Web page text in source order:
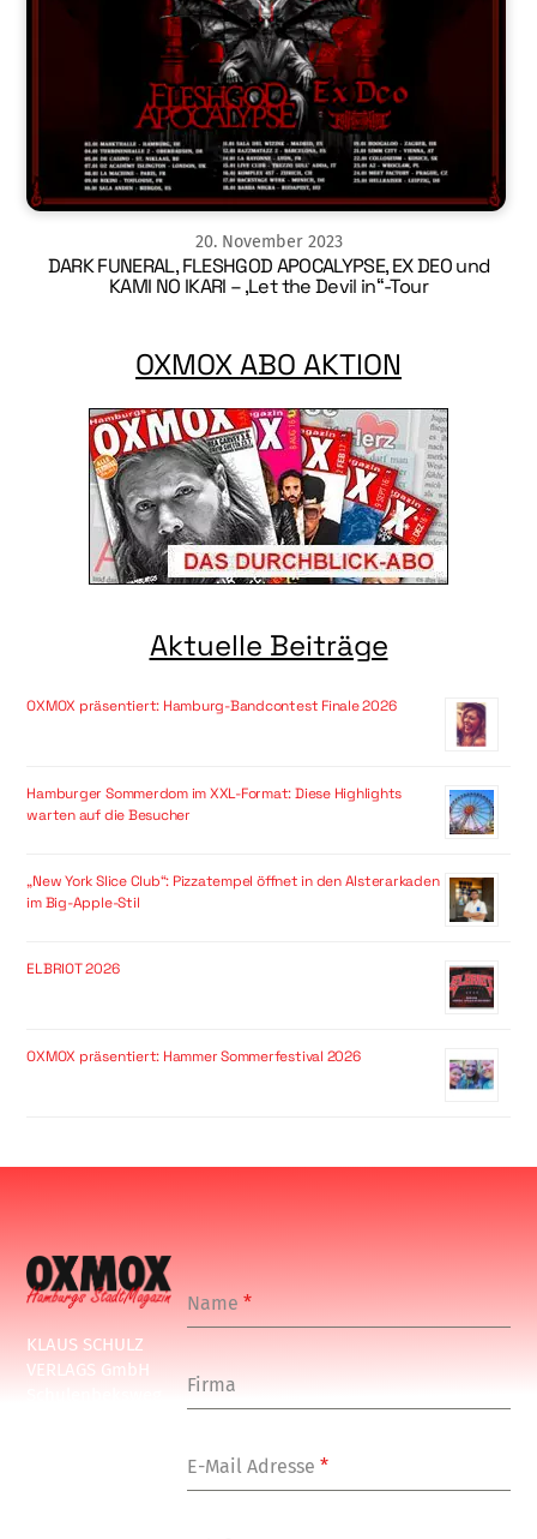
20. November 2023
DARK FUNERAL, FLESHGOD APOCALYPSE, EX DEO und
KAMI NO IKARI – ‚Let the Devil in“-Tour
OXMOX ABO AKTION
Aktuelle Beiträge
OXMOX präsentiert: Hamburg-Bandcontest Finale 2026
Hamburger Sommerdom im XXL-Format: Diese Highlights
warten auf die Besucher
„New York Slice Club“: Pizzatempel öffnet in den Alsterarkaden
im Big-Apple-Stil
ELBRIOT 2026
OXMOX präsentiert: Hammer Sommerfestival 2026
KLAUS SCHULZ
VERLAGS GmbH
Name*
Firma
E-Mail Adresse*